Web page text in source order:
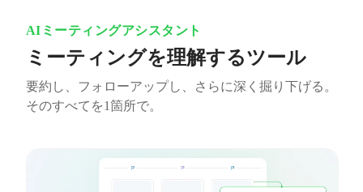
AIミーティングアシスタント
ミーティングを理解するツール
要約し、フォローアップし、さらに深く掘り下げる。
そのすべてを1箇所で。